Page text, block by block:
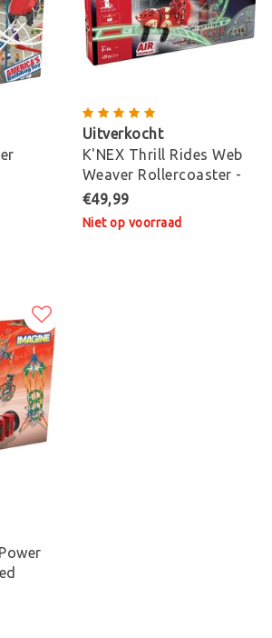
Uitverkocht
K'NEX Thrill Rides Web
Weaver Rollercoaster -
Bouwset
€49,99
Niet op voorraad